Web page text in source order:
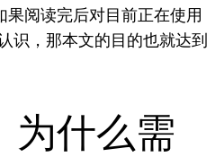
阅读完后对目前正在使用
识，那本文的目的也就达到
为什么需